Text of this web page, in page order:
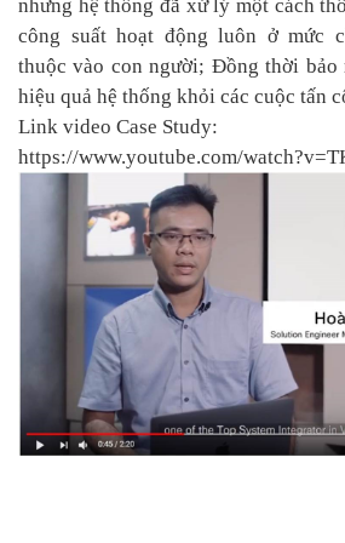
nhưng hệ thống đã xử lý một cách
công suất hoạt động luôn ở mức
thuộc vào con người; Đồng thời bảo
hiệu quả hệ thống khỏi các cuộc tấn
Link video Case Study:
https://www.youtube.com/